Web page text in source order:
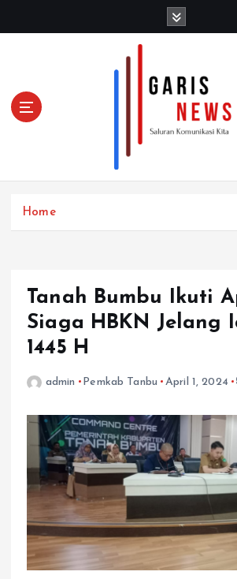
Home
Tanah Bumbu Ikuti
Siaga HBKN Jelang
1445 H
admin Pemkab Tanbu April 1, 2024